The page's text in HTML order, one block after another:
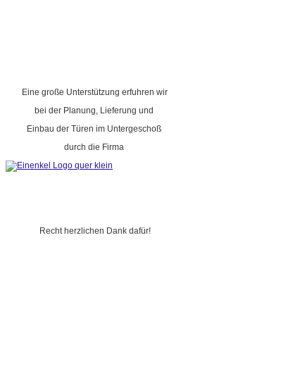
Eine große Unterstützung erfuhren wir
bei der Planung, Lieferung und
Einbau der Türen im Untergeschoß
durch die Firma
Recht herzlichen Dank dafür!